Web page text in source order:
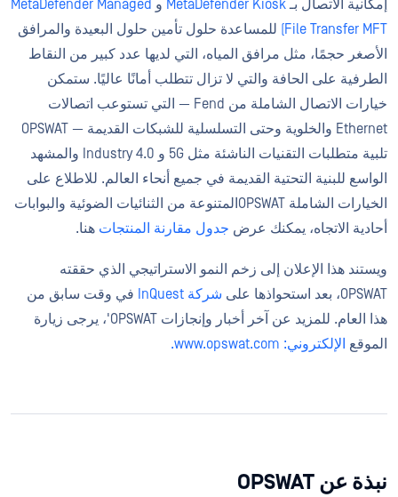
إمكانية الاتصال بـMetaDefender Kiosk و MetaDefender Managed
File Transfer MFT)
للمساعدة حلول تأمين حلول البعيدة والمرافق
الأصغر حجمًا، مثل مرافق المياه، التي لديها عدد كبير من النقاط
الطرفية على الحافة والتي لا تزال تتطلب أمانًا عاليًا. ستمكن
خيارات الاتصال الشاملة من Fend — التي تستوعب اتصالات
Ethernet والخلوية وحتى التسلسلية للشبكات القديمة — OPSWAT
تلبية متطلبات التقنيات الناشئة مثل 5G و Industry 4.0 والمشهد
الواسع للبنية التحتية القديمة في جميع أنحاء العالم. للاطلاع على
الخيارات الشاملة OPSWATالمتنوعة من الثنائيات الضوئية والبوابات
أحادية الاتجاه، يمكنك عرض جدول مقارنة المنتجات هنا.
ويستند هذا الإعلان إلى زخم النمو الاستراتيجي الذي حققته
OPSWAT، بعد استحواذها على
شركة InQuest
في وقت سابق من
هذا العام. للمزيد عن آخر أخبار وإنجازات OPSWAT'، يرجى زيارة
الموقع الإلكتروني: www.opswat.com.
نبذة عن OPSWAT